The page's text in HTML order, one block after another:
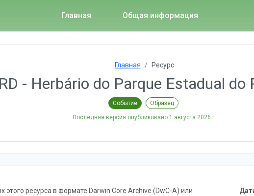
Главная Общая информация
Главная Ресурс
- Herbário do Parque Estadual do
Событие Образец
Последняя версия опубликовано 1 августа 2026 г.
ресурса в формате Darwin Core Archive (DwC-A) или